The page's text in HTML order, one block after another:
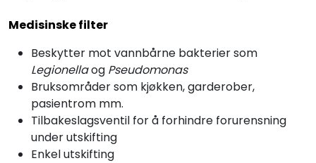
Medisinske filter
Beskytter mot vannbårne bakterier som
Legionellaog Pseudomonas
Bruksområder som kjøkken, garderober,
pasientrom mm.
Tilbakeslagsventil for å forhindre forurensning
under utskifting
Enkel utskifting